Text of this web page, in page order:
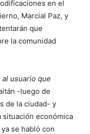
en el
Marcial Paz, y
que
la comunidad
al usuario que
-luego de
de la ciudad- y
situación económica
se habló con